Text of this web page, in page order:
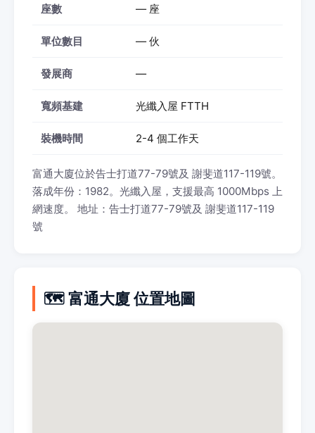
座數 — 座
單位數目 — 伙
發展商 —
寬頻基建 光纖入屋 FTTH
裝機時間 2-4 個工作天
富通大廈位於告士打道77-79號及 謝斐道117-119號。
落成年份：1982。光纖入屋，支援最高 1000Mbps 上
網速度。 地址：告士打道77-79號及 謝斐道117-119
號
🗺️ 富通大廈 位置地圖